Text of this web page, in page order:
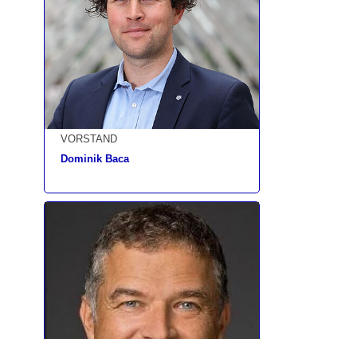
VORSTAND
Dominik Baca